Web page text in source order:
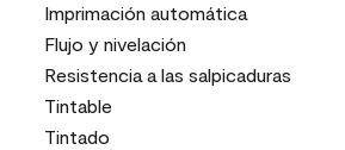
Imprimación automática
Flujo y nivelación
Resistencia a las salpicaduras
Tintable
Tintado